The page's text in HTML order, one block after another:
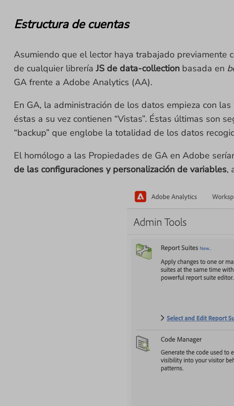
Estructura de cuentas
Asumiendo que el lector haya trabajado previamente
de cualquier librería JS de data-collection basada en
GA frente a Adobe Analytics (AA).
En GA, la administración de los datos empieza con
éstas a su vez contienen “Vistas”. Éstas últimas son
“backup” que englobe la totalidad de los datos
El homólogo a las Propiedades de GA en Adobe
de las configuraciones y personalización de variables,